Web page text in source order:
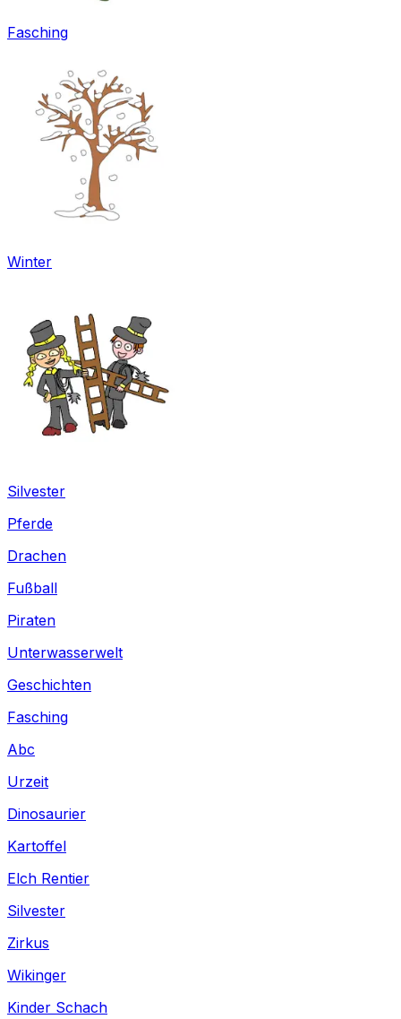
Fasching
Winter
Silvester
Pferde
Drachen
Fußball
Piraten
Unterwasserwelt
Geschichten
Fasching
Abc
Urzeit
Dinosaurier
Kartoffel
Elch Rentier
Silvester
Zirkus
Wikinger
Kinder Schach